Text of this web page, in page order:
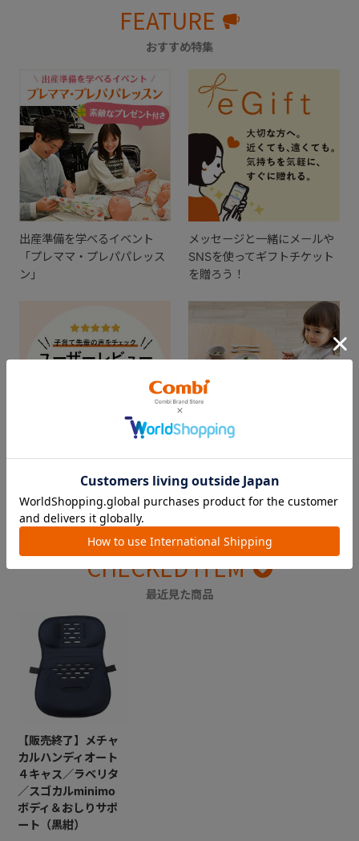
FEATURE
おすすめ特集
出産準備を学べるイベント
「プレママ・プレパパレッス
ン」
メッセージと一緒にメールや
SNSを使ってギフトチケット
を贈ろう！
ってみた感想をチェック！
う！
CHECKED ITEM
最近見た商品
【販売終了】メチャ
カルハンディオート
４キャス／ラベリタ
／スゴカルminimo
ボディ＆おしりサポ
ート（黒紺）